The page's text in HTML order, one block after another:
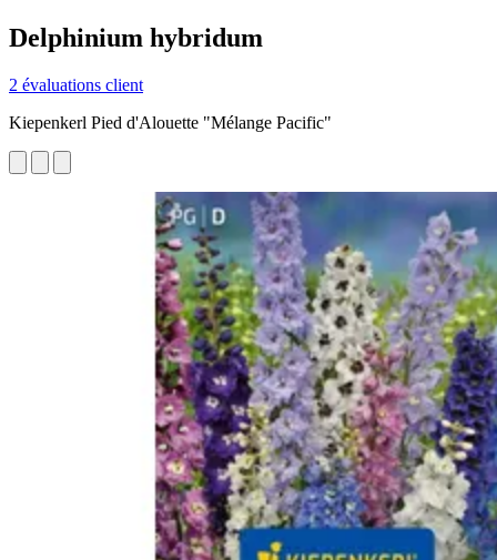
Delphinium hybridum
2 évaluations client
Kiepenkerl Pied d'Alouette "Mélange Pacific"